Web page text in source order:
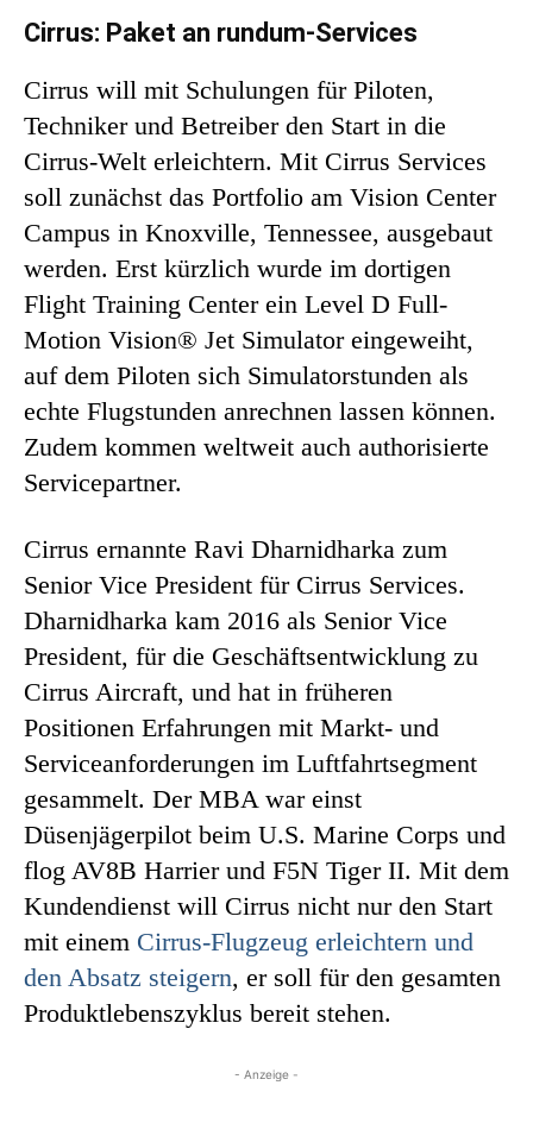
Cirrus: Paket an rundum-Services
Cirrus will mit Schulungen für Piloten,
Techniker und Betreiber den Start in die
Cirrus-Welt erleichtern. Mit Cirrus Services
soll zunächst das Portfolio am Vision Center
Campus in Knoxville, Tennessee, ausgebaut
werden. Erst kürzlich wurde im dortigen
Flight Training Center ein Level D Full-
Motion Vision® Jet Simulator eingeweiht,
auf dem Piloten sich Simulatorstunden als
echte Flugstunden anrechnen lassen können.
Zudem kommen weltweit auch authorisierte
Servicepartner.
Cirrus ernannte Ravi Dharnidharka zum
Senior Vice President für Cirrus Services.
Dharnidharka kam 2016 als Senior Vice
President, für die Geschäftsentwicklung zu
Cirrus Aircraft, und hat in früheren
Positionen Erfahrungen mit Markt- und
Serviceanforderungen im Luftfahrtsegment
gesammelt. Der MBA war einst
Düsenjägerpilot beim U.S. Marine Corps und
flog AV8B Harrier und F5N Tiger II. Mit dem
Kundendienst will Cirrus nicht nur den Start
mit einem Cirrus-Flugzeug erleichtern und
den Absatz steigern, er soll für den gesamten
Produktlebenszyklus bereit stehen.
- Anzeige -